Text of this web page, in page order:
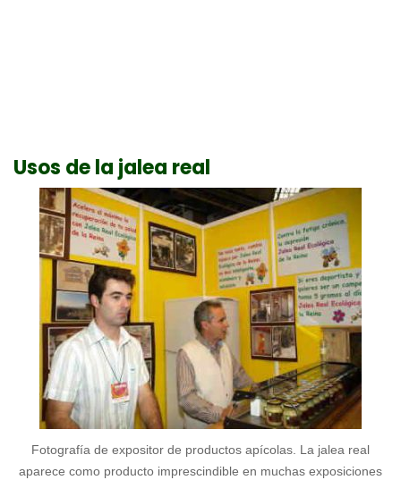
Usos de la jalea real
Fotografía de expositor de productos apícolas. La jalea real
aparece como producto imprescindible en muchas exposiciones